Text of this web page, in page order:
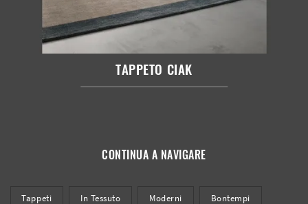
TAPPETO CIAK
CONTINUA A NAVIGARE
Tappeti In Tessuto Moderni Bontempi